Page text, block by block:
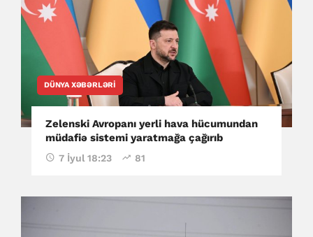
DÜNYA XƏBƏRLƏRI
Zelenski Avropanı yerli hava hücumundan
müdafiə sistemi yaratmağa çağırıb
7 İyul 18:23 81